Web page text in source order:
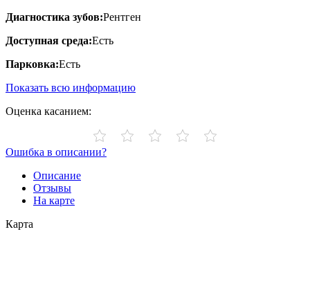
Диагностика зубов:Рентген
Доступная среда:Есть
Парковка:Есть
Показать всю информацию
Оценка касанием:
Ошибка в описании?
Описание
Отзывы
На карте
Карта